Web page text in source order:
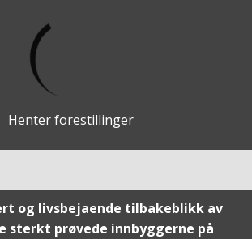
Henter forestillinger
og livsbejaende tilbakeblikk av
sterkt prøvede innbyggerne på